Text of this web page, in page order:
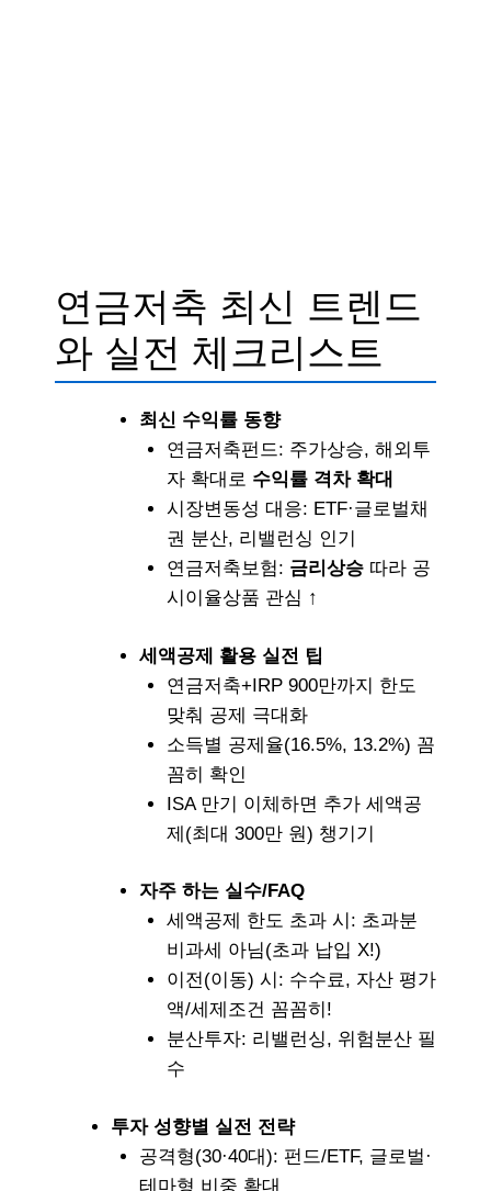
연금저축 최신 트렌드
와 실전 체크리스트
최신 수익률 동향
연금저축펀드: 주가상승, 해외투
자 확대로 수익률 격차 확대
시장변동성 대응: ETF·글로벌채
권 분산, 리밸런싱 인기
연금저축보험: 금리상승 따라 공
시이율상품 관심 ↑
세액공제 활용 실전 팁
연금저축+IRP 900만까지 한도
맞춰 공제 극대화
소득별 공제율(16.5%, 13.2%) 꼼
꼼히 확인
ISA 만기 이체하면 추가 세액공
제(최대 300만 원) 챙기기
자주 하는 실수/FAQ
세액공제 한도 초과 시 : 초과분
비과세 아님(초과 납입 X!)
이전(이동) 시: 수수료, 자산 평가
액/세제조건 꼼꼼히!
분산투자: 리밸런싱, 위험분산 필
수
투자 성향별 실전 전략
공격형(30·40대): 펀드/ETF, 글로벌·
테마형 비중 확대